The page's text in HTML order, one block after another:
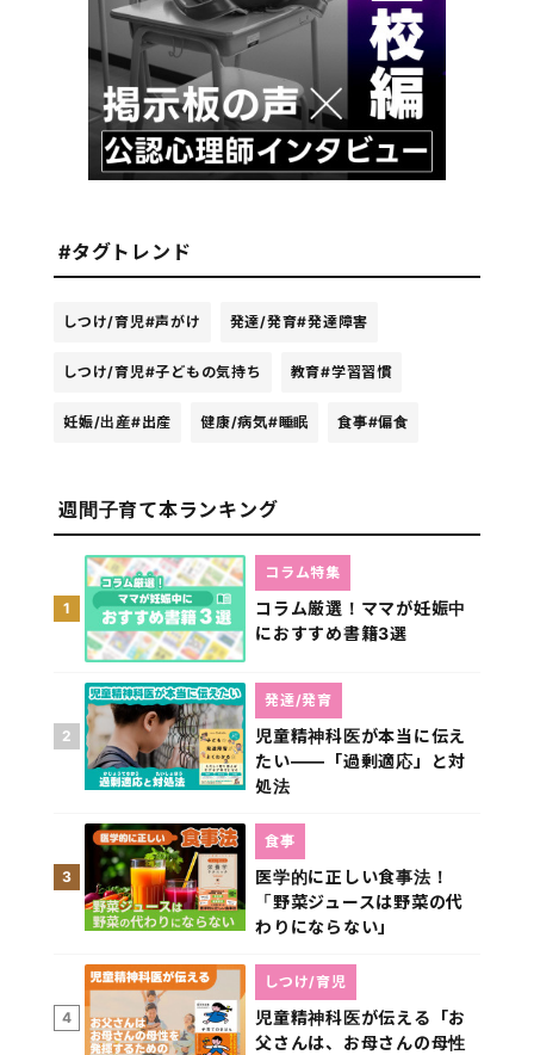
#タグトレンド
しつけ/育児#声がけ 発達/発育#発達障害
しつけ/育児#子どもの気持ち 教育#学習習慣
妊娠/出産#出産 健康/病気#睡眠 食事#偏食
週間子育て本ランキング
1
コラム厳選！ママが妊娠中
におすすめ書籍3選
コラム特集
2
児童精神科医が本当に伝え
たい――「過剰適応」と対
処法
発達/発育
3
医学的に正しい食事法！
「野菜ジュースは野菜の代
わりにならない」
食事
4
児童精神科医が伝える「お
父さんは、お母さんの母性
しつけ/育児